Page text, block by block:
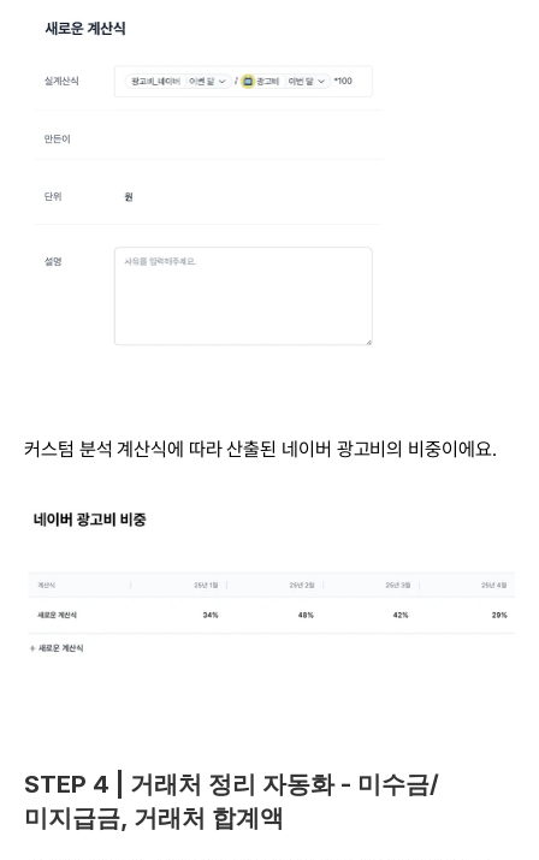
커스텀 분석 계산식에 따라 산출된 네이버 광고비의 비중이에요.
STEP 4 | 거래처 정리 자동화 - 미수금/
미지급금, 거래처 합계액